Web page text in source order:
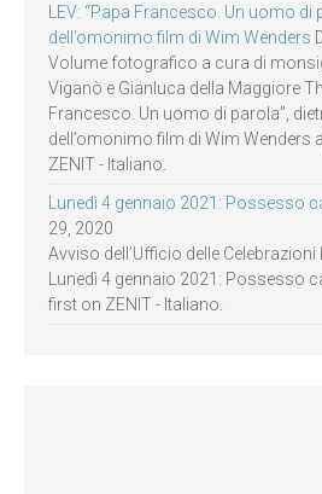
LEV: “Papa Francesco. Un uomo di
dell’omonimo film di Wim Wenders
Volume fotografico a cura di
Viganò e Gianluca della Maggiore
Francesco. Un uomo di parola”,
dell’omonimo film di Wim Wenders
ZENIT - Italiano.
Lunedì 4 gennaio 2021: Possesso
29, 2020
Avviso dell’Ufficio delle
Lunedì 4 gennaio 2021: Possesso
first on ZENIT - Italiano.